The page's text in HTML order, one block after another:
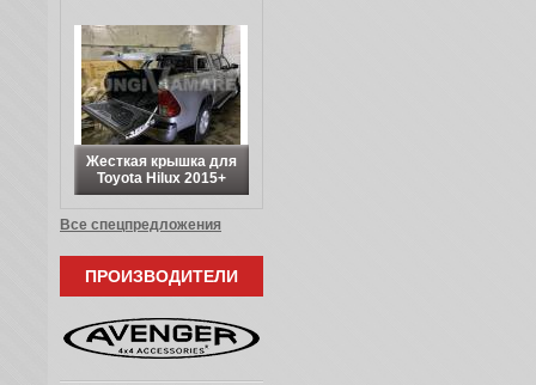
Жесткая крышка для
Toyota Hilux 2015+
Все спецпредложения
ПРОИЗВОДИТЕЛИ